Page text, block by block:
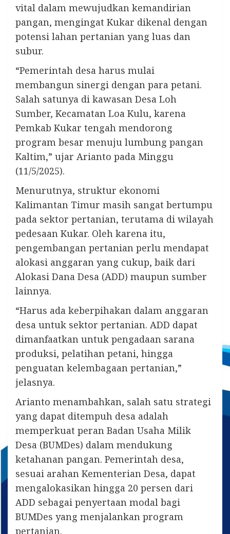
vital dalam mewujudkan kemandirian
pangan, mengingat Kukar dikenal dengan
potensi lahan pertanian yang luas dan
subur.
“Pemerintah desa harus mulai
membangun sinergi dengan para petani.
Salah satunya di kawasan Desa Loh
Sumber, Kecamatan Loa Kulu, karena
Pemkab Kukar tengah mendorong
program besar menuju lumbung pangan
Kaltim,” ujar Arianto pada Minggu
(11/5/2025).
Menurutnya, struktur ekonomi
Kalimantan Timur masih sangat bertumpu
pada sektor pertanian, terutama di wilayah
pedesaan Kukar. Oleh karena itu,
pengembangan pertanian perlu mendapat
alokasi anggaran yang cukup, baik dari
Alokasi Dana Desa (ADD) maupun sumber
lainnya.
“Harus ada keberpihakan dalam anggaran
desa untuk sektor pertanian. ADD dapat
dimanfaatkan untuk pengadaan sarana
produksi, pelatihan petani, hingga
penguatan kelembagaan pertanian,”
jelasnya.
Arianto menambahkan, salah satu strategi
yang dapat ditempuh desa adalah
memperkuat peran Badan Usaha Milik
Desa (BUMDes) dalam mendukung
ketahanan pangan. Pemerintah desa,
sesuai arahan Kementerian Desa, dapat
mengalokasikan hingga 20 persen dari
ADD sebagai penyertaan modal bagi
BUMDes yang menjalankan program
pertanian.